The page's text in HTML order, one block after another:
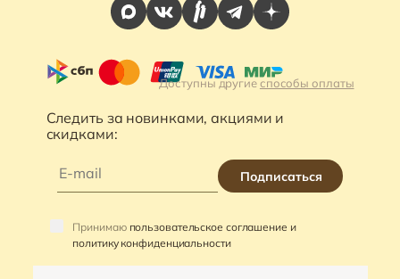
Следить за новинками, акциями и
скидками:
Подписаться
Принимаю пользовательское соглашение и
политику конфиденциальности
Доступны другиеспособы оплаты